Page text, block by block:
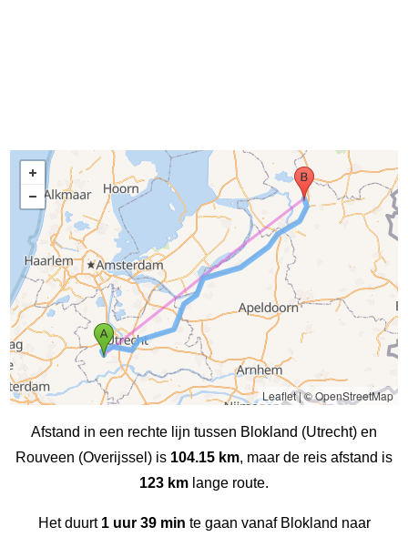
Leaflet|© OpenStreetMap
Afstand in een rechte lijn tussen Blokland (Utrecht) en
Rouveen (Overijssel) is 104.15 km, maar de reis afstand is
123 km lange route.
Het duurt 1 uur 39 min te gaan vanaf Blokland naar